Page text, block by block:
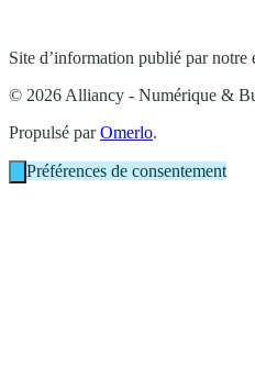
Site d’information publié par notre
© 2026 Alliancy - Numérique &
Propulsé parOmerlo.
Préférences de consentement